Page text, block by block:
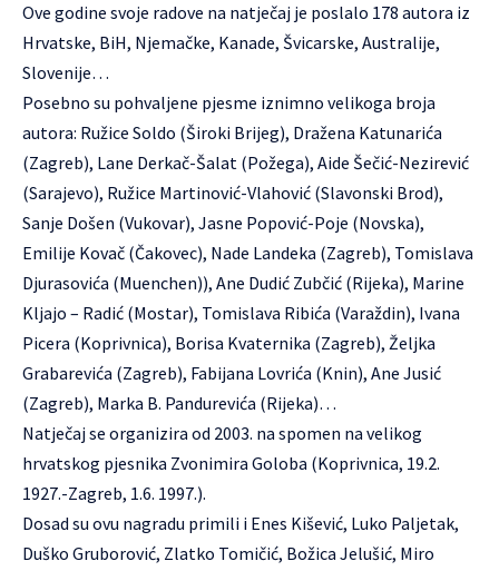
Ove godine svoje radove na natječaj je poslalo 178 autora iz
Hrvatske, BiH, Njemačke, Kanade, Švicarske, Australije,
Slovenije…
Posebno su pohvaljene pjesme iznimno velikoga broja
autora: Ružice Soldo (Široki Brijeg), Dražena Katunarića
(Zagreb), Lane Derkač-Šalat (Požega), Aide Šečić-Nezirević
(Sarajevo), Ružice Martinović-Vlahović (Slavonski Brod),
Sanje Došen (Vukovar), Jasne Popović-Poje (Novska),
Emilije Kovač (Čakovec), Nade Landeka (Zagreb), Tomislava
Djurasovića (Muenchen)), Ane Dudić Zubčić (Rijeka), Marine
Kljajo – Radić (Mostar), Tomislava Ribića (Varaždin), Ivana
Picera (Koprivnica), Borisa Kvaternika (Zagreb), Željka
Grabarevića (Zagreb), Fabijana Lovrića (Knin), Ane Jusić
(Zagreb), Marka B. Pandurevića (Rijeka)…
Natječaj se organizira od 2003. na spomen na velikog
hrvatskog pjesnika Zvonimira Goloba (Koprivnica, 19.2.
1927.-Zagreb, 1.6. 1997.).
Dosad su ovu nagradu primili i Enes Kišević, Luko Paljetak,
Duško Gruborović, Zlatko Tomičić, Božica Jelušić, Miro